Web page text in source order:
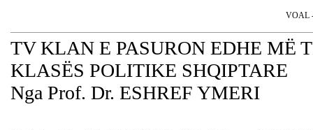
VOAL
TV KLAN E PASURON EDHE MË
KLASËS POLITIKE SHQIPTARE
Nga Prof. Dr. ESHREF YMERI